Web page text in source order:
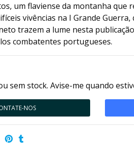
um flaviense da montanha que
vivências na I Grande
trazem a lume nesta
combatentes portugueses.
sem stock. Avise-me quando
NOS